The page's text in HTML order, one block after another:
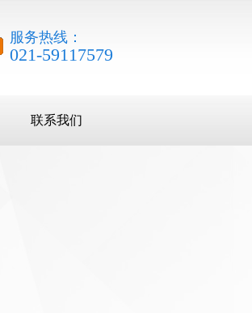
服务热线：
021-59117579
联系我们